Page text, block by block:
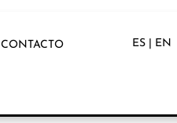
CONTACTO ES | EN